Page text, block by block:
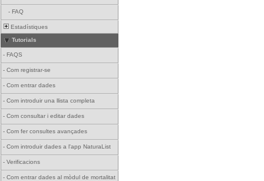
- FAQ
Estadístiques
Tutorials
- FAQS
- Com registrar-se
- Com entrar dades
- Com introduir una llista completa
- Com consultar i editar dades
- Com fer consultes avançades
- Com introduir dades a l'app NaturaList
- Verificacions
- Com entrar dades al mòdul de mortalitat